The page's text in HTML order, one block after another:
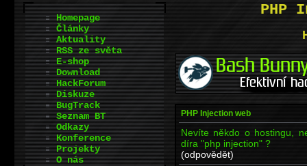
PHP
PHP Injection web
Nevíte někdo o hostingu,
díra "php injection" ?
(odpovědět)
Homepage
Články
Aktuality
RSS ze světa
E-shop
Download
HackForum
Diskuze
BugTrack
Seznam BT
Odkazy
Konference
Projekty
O nás